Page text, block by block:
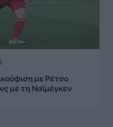
με Ρέτσο
με τη Ναϊμέγκεν